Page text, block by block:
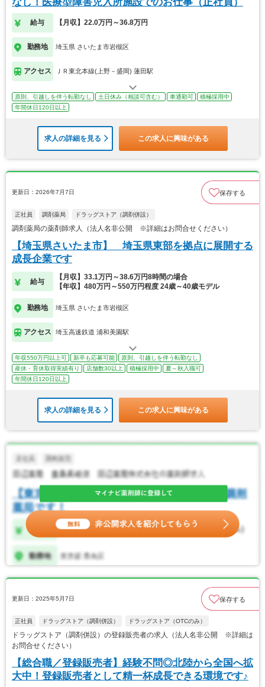
給与 【月収】22.0万円～36.8万円
勤務地 埼玉県 さいたま市岩槻区
アクセス ＪＲ東北本線(上野－盛岡) 蓮田駅
原則、引越しを伴う転勤なし 土日休み（相談可含む） 車通勤可
積極採用中
年間休日120日以上
求人の詳細を見る この求人に興味がある
更新日：2026年7月7日 保存する
正社員 調剤薬局 ドラッグストア（調剤併設）
調剤薬局の薬剤師求人（法人名非公開 ※詳細はお問合せください）
【埼玉県さいたま市】 埼玉県東部を拠点に展開する
成長企業です
給与
【月収】33.1万円～38.6万円8時間の場合
【年収】480万円～550万円程度 24歳～40歳モデル
勤務地 埼玉県 さいたま市岩槻区
アクセス 埼玉高速鉄道 浦和美園駅
年収550万円以上可 新卒も応募可能
原則、引越しを伴う転勤なし
産休・育休取得実績有り
店舗数30以上 積極採用中
夏～秋入職可
年間休日120日以上
求人の詳細を見る この求人に興味がある
更新日：2025年5月7日 保存する
正社員 ドラッグストア（調剤併設） ドラッグストア（OTCのみ）
ドラッグストア（調剤併設）の登録販売者の求人（法人名非公開 ※詳細は
お問合せください）
【総合職／登録販売者】経験不問◎北陸から全国へ拡
大中！登録販売者として精一杯成長できる環境です♪